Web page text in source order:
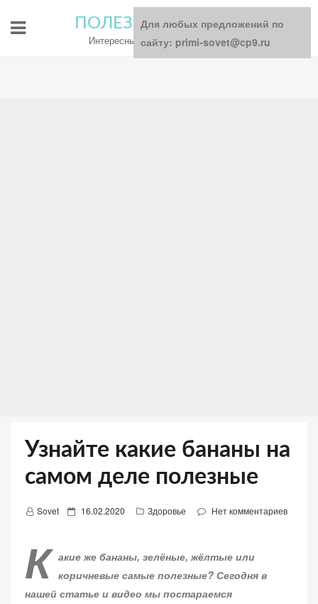
ПОЛЕЗНЫЕ СОВЕТЫ
Интересный блог для всей семьи
Узнайте какие бананы на
самом деле полезные
Sovet
Д
а
в
л
16.02.2020 Здоровье Нет комментариев
К акие же бананы, зелёные, жёлтые или
коричневые самые полезные? Сегодня в
нашей статье и видео мы постараемся
Для любых предложений по
сайту: primi-sovet@cp9.ru